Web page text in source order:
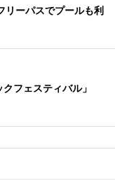
ーパスでプールも利
クフェスティバル」